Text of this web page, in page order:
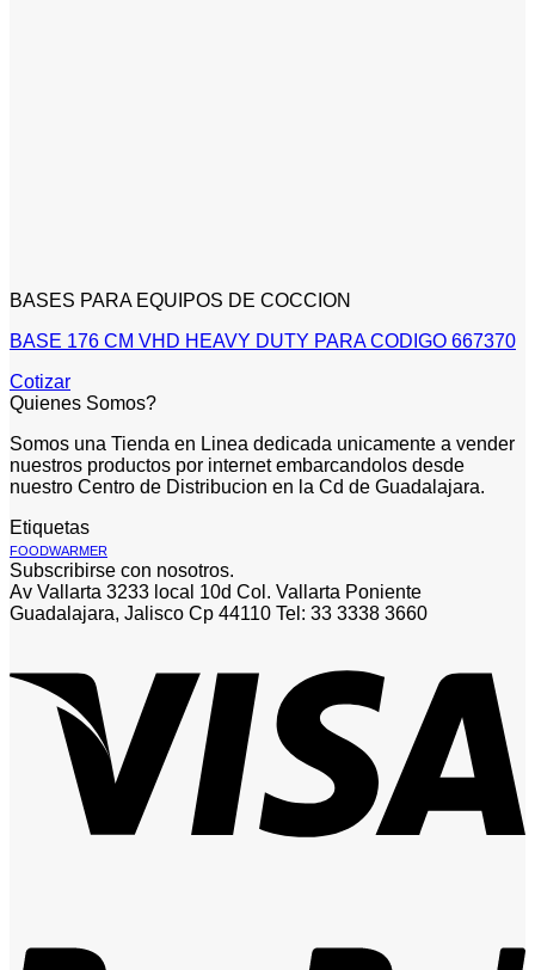
BASES PARA EQUIPOS DE COCCION
BASE 176 CM VHD HEAVY DUTY PARA CODIGO 667370
Cotizar
Quienes Somos?
Somos una Tienda en Linea dedicada unicamente a vender
nuestros productos por internet embarcandolos desde
nuestro Centro de Distribucion en la Cd de Guadalajara.
Etiquetas
FOODWARMER
Subscribirse con nosotros.
Av Vallarta 3233 local 10d Col. Vallarta Poniente
Guadalajara, Jalisco Cp 44110 Tel: 33 3338 3660